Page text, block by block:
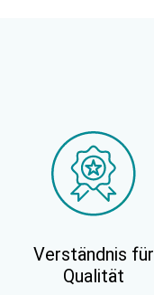
Verständnis für
Qualität